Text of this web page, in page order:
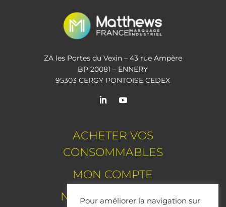
ZA les Portes du Vexin – 43 rue Ampère
BP 20081 – ENNERY
95303 CERGY PONTOISE CEDEX
ACHETER VOS
CONSOMMABLES
MON COMPTE
NOTRE EXPERTISE
Pour améliorer la navigation sur